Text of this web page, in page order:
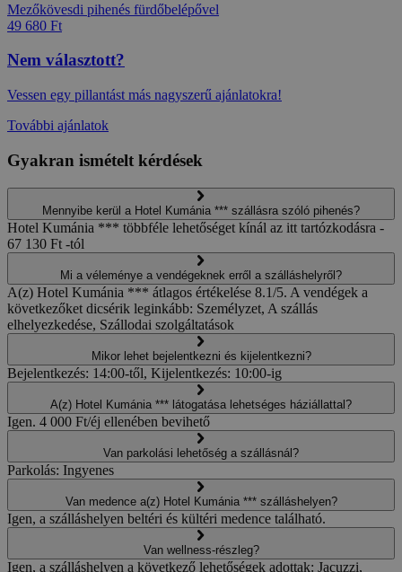
Mezőkövesdi pihenés fürdőbelépővel
49 680 Ft
Nem választott?
Vessen egy pillantást más nagyszerű ajánlatokra!
További ajánlatok
Gyakran ismételt kérdések
Mennyibe kerül a Hotel Kumánia *** szállásra szóló pihenés?
Hotel Kumánia *** többféle lehetőséget kínál az itt tartózkodásra -
67 130 Ft -tól
Mi a véleménye a vendégeknek erről a szálláshelyről?
A(z) Hotel Kumánia *** átlagos értékelése 8.1/5. A vendégek a
következőket dicsérik leginkább: Személyzet, A szállás
elhelyezkedése, Szállodai szolgáltatások
Mikor lehet bejelentkezni és kijelentkezni?
Bejelentkezés: 14:00-től, Kijelentkezés: 10:00-ig
A(z) Hotel Kumánia *** látogatása lehetséges háziállattal?
Igen. 4 000 Ft/éj ellenében bevihető
Van parkolási lehetőség a szállásnál?
Parkolás: Ingyenes
Van medence a(z) Hotel Kumánia *** szálláshelyen?
Igen, a szálláshelyen beltéri és kültéri medence található.
Van wellness-részleg?
Igen, a szálláshelyen a következő lehetőségek adottak: Jacuzzi,